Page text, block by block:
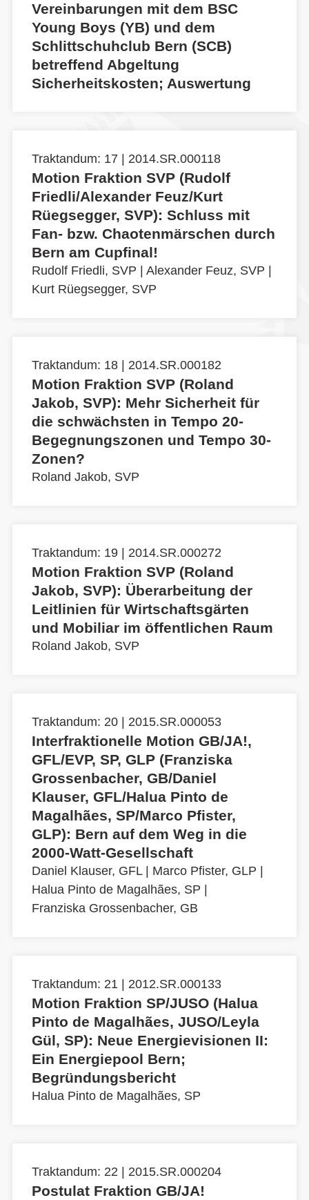
Vereinbarungen mit dem BSC
Young Boys (YB) und dem
Schlittschuhclub Bern (SCB)
betreffend Abgeltung
Sicherheitskosten; Auswertung
Traktandum: 17 | 2014.SR.000118
Motion Fraktion SVP (Rudolf
Friedli/Alexander Feuz/Kurt
Rüegsegger, SVP): Schluss mit
Fan- bzw. Chaotenmärschen durch
Bern am Cupfinal!
Rudolf Friedli, SVP Alexander Feuz, SVP
Kurt Rüegsegger, SVP
Traktandum: 18 | 2014.SR.000182
Motion Fraktion SVP (Roland
Jakob, SVP): Mehr Sicherheit für
die schwächsten in Tempo 20-
Begegnungszonen und Tempo 30-
Zonen?
Roland Jakob, SVP
Traktandum: 19 | 2014.SR.000272
Motion Fraktion SVP (Roland
Jakob, SVP): Überarbeitung der
Leitlinien für Wirtschaftsgärten
und Mobiliar im öffentlichen Raum
Roland Jakob, SVP
Traktandum: 20 | 2015.SR.000053
Interfraktionelle Motion GB/JA!,
GFL/EVP, SP, GLP (Franziska
Grossenbacher, GB/Daniel
Klauser, GFL/Halua Pinto de
Magalhães, SP/Marco Pfister,
GLP): Bern auf dem Weg in die
2000-Watt-Gesellschaft
Daniel Klauser, GFL| Marco Pfister, GLP
Halua Pinto de Magalhães, SP
Franziska Grossenbacher, GB
Traktandum: 21 | 2012.SR.000133
Motion Fraktion SP/JUSO (Halua
Pinto de Magalhães, JUSO/Leyla
Gül, SP): Neue Energievisionen II:
Ein Energiepool Bern;
Begründungsbericht
Halua Pinto de Magalhães, SP
Traktandum: 22 | 2015.SR.000204
Postulat Fraktion GB/JA!